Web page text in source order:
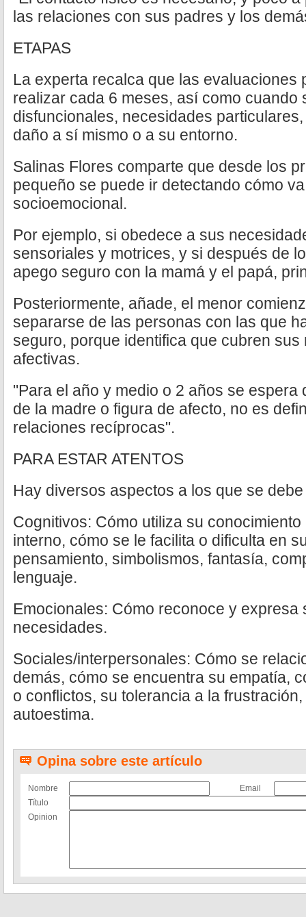
las relaciones con sus padres y los
ETAPAS
La experta recalca que las evaluaciones
realizar cada 6 meses, así como cuando
disfuncionales, necesidades
daño a sí mismo o a su entorno.
Salinas Flores comparte que desde los
pequeño se puede ir detectando cómo
socioemocional.
Por ejemplo, si obedece a sus
sensoriales y motrices, y si después de
apego seguro con la mamá y el papá,
Posteriormente, añade, el menor
separarse de las personas con las que
seguro, porque identifica que cubren
afectivas.
"Para el año y medio o 2 años se espera
de la madre o figura de afecto, no es
relaciones recíprocas".
PARA ESTAR ATENTOS
Hay diversos aspectos a los que se
Cognitivos: Cómo utiliza su
interno, cómo se le facilita o dificulta en
pensamiento, simbolismos, fantasía,
lenguaje.
Emocionales: Cómo reconoce y expresa
necesidades.
Sociales/interpersonales: Cómo se
demás, cómo se encuentra su empatía,
o conflictos, su tolerancia a la
autoestima.
Opina sobre este artículo
Nombre
Email
Título
Opinion